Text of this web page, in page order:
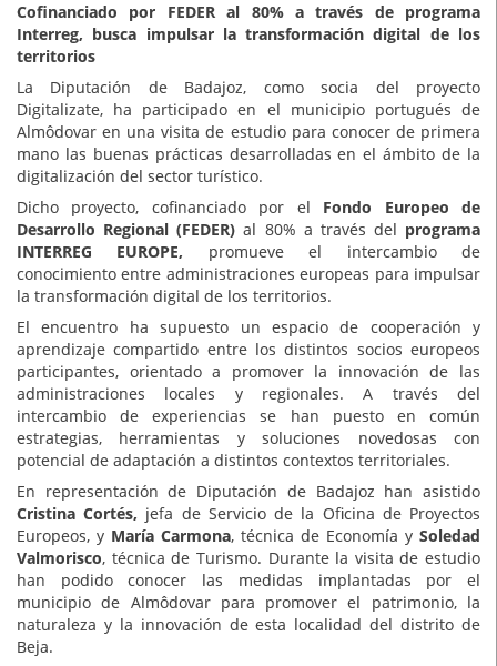
Cofinanciado por FEDER al 80% a través de programa
Interreg, busca impulsar la transformación digital de los
territorios
La Diputación de Badajoz, como socia del proyecto
Digitalizate, ha participado en el municipio portugués de
Almôdovar en una visita de estudio para conocer de primera
mano las buenas prácticas desarrolladas en el ámbito de la
digitalización del sector turístico.
Dicho proyecto, cofinanciado por el Fondo Europeo de
Desarrollo Regional (FEDER) al 80% a través del programa
INTERREG EUROPE, promueve el intercambio de
conocimiento entre administraciones europeas para impulsar
la transformación digital de los territorios.
El encuentro ha supuesto un espacio de cooperación y
aprendizaje compartido entre los distintos socios europeos
participantes, orientado a promover la innovación de las
administraciones locales y regionales. A través del
intercambio de experiencias se han puesto en común
estrategias, herramientas y soluciones novedosas con
potencial de adaptación a distintos contextos territoriales.
En representación de Diputación de Badajoz han asistido
Cristina Cortés, jefa de Servicio de la Oficina de Proyectos
Europeos, y María Carmona, técnica de Economía y Soledad
Valmorisco, técnica de Turismo. Durante la visita de estudio
han podido conocer las medidas implantadas por el
municipio de Almôdovar para promover el patrimonio, la
naturaleza y la innovación de esta localidad del distrito de
Beja.